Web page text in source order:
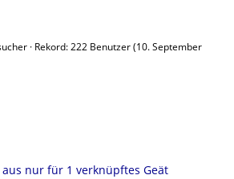
Rekord: 222 Benutzer (10. September
aus nur für 1 verknüpftes Geät